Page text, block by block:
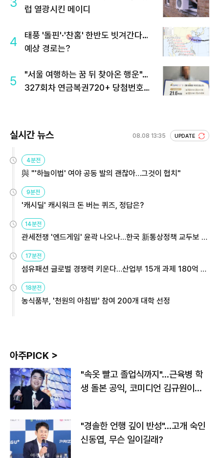
럽 열광시킨 메이디
4
태풍 '돌핀'·'찬홈' 한반도 빗겨간다…
예상 경로는?
5
"서울 여행하는 꿈 뒤 찾아온 행운"…
327회차 연금복권720+ 당첨번호조
실시간 뉴스 08.08 13:35 UPDATE
4분전
與 "'하늘이법' 여야 공동 발의 괜찮아…그것이 협치"
9분전
'캐시딜' 캐시워크 돈 버는 퀴즈, 정답은?
14분전
관세전쟁 '엔드게임' 윤곽 나오나…한국 新통상정책 교두보 활
용해야
17분전
섬유패션 글로벌 경쟁력 키운다…산업부 15개 과제 180억 지
원
18분전
농식품부, '천원의 아침밥' 참여 200개 대학 선정
아주PICK >
"속옷 빨고 졸업식까지"…근육병 학
생 돌본 공익, 코미디언 김규원이었
"경솔한 언행 깊이 반성"…고개 숙인
신동엽, 무슨 일이길래?